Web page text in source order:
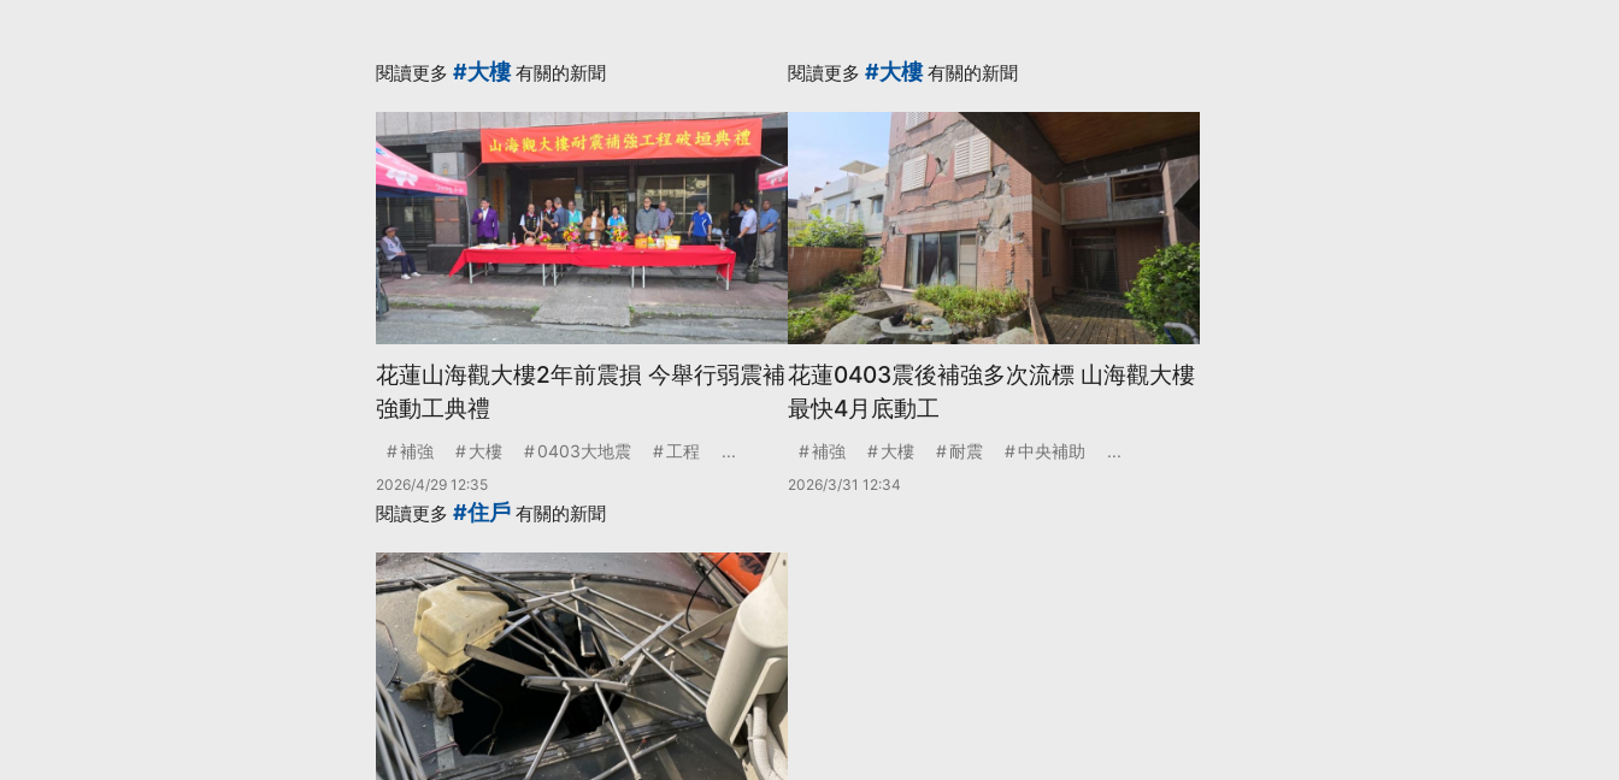
閱讀更多 #大樓有關的新聞
花蓮山海觀大樓2年前震損 今舉行弱震補
強動工典禮
補強 大樓 0403大地震 工程 ...
2026/4/29 12:35
閱讀更多 #大樓有關的新聞
花蓮0403震後補強多次流標 山海觀大樓
最快4月底動工
補強 大樓 耐震 中央補助 ...
2026/3/31 12:34
閱讀更多 #住戶 有關的新聞